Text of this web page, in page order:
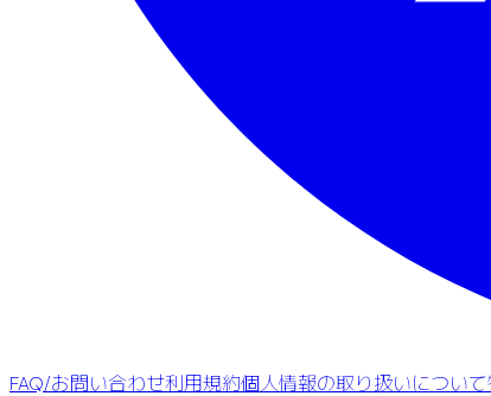
FAQ/お問い合わせ利用規約個人情報の取り扱いについて